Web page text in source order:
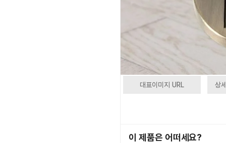
대표이미지 URL 상
이 제품은 어떠세요?